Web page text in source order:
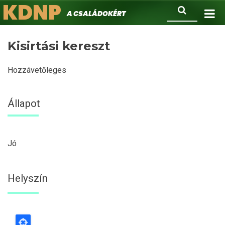
Ugrás
a
Keresés
KDNPA családokért.
Kisirtási kereszt
Hozzávetőleges
Állapot
Jó
Helyszín